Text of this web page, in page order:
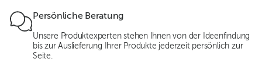
Persönliche Beratung
Unsere Produktexperten stehen Ihnen von der Ideenfindung
bis zur Auslieferung Ihrer Produkte jederzeit persönlich zur
Seite.